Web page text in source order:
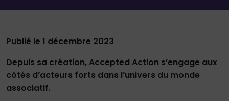
Publié le 1 décembre 2023
Depuis sa création, Accepted Action s’engage aux
côtés d’acteurs forts dans l’univers du monde
associatif.